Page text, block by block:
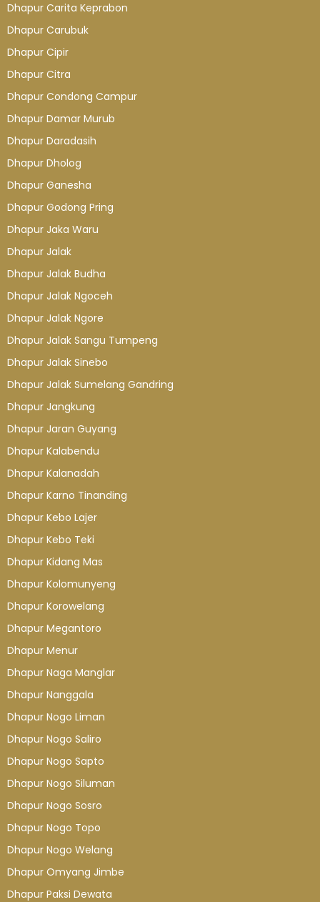
Dhapur Carita Keprabon
Dhapur Carubuk
Dhapur Cipir
Dhapur Citra
Dhapur Condong Campur
Dhapur Damar Murub
Dhapur Daradasih
Dhapur Dholog
Dhapur Ganesha
Dhapur Godong Pring
Dhapur Jaka Waru
Dhapur Jalak
Dhapur Jalak Budha
Dhapur Jalak Ngoceh
Dhapur Jalak Ngore
Dhapur Jalak Sangu Tumpeng
Dhapur Jalak Sinebo
Dhapur Jalak Sumelang Gandring
Dhapur Jangkung
Dhapur Jaran Guyang
Dhapur Kalabendu
Dhapur Kalanadah
Dhapur Karno Tinanding
Dhapur Kebo Lajer
Dhapur Kebo Teki
Dhapur Kidang Mas
Dhapur Kolomunyeng
Dhapur Korowelang
Dhapur Megantoro
Dhapur Menur
Dhapur Naga Manglar
Dhapur Nanggala
Dhapur Nogo Liman
Dhapur Nogo Saliro
Dhapur Nogo Sapto
Dhapur Nogo Siluman
Dhapur Nogo Sosro
Dhapur Nogo Topo
Dhapur Nogo Welang
Dhapur Omyang Jimbe
Dhapur Paksi Dewata